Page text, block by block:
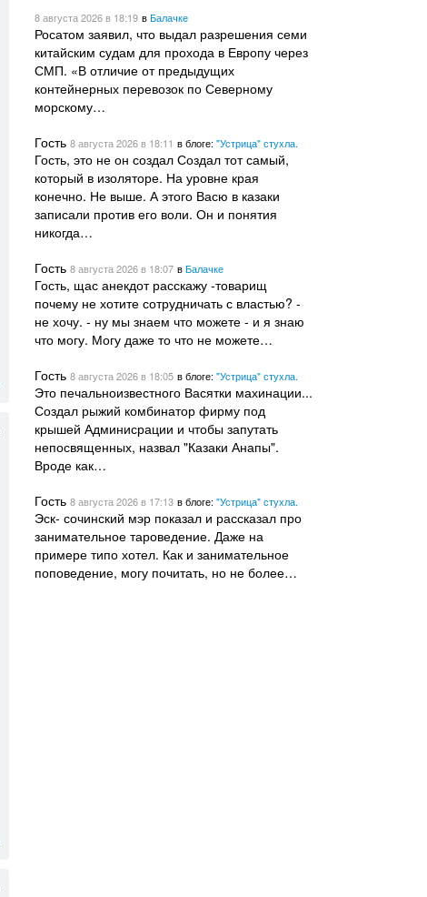
8 августа 2026в 18:19 вБалачке
Росатом заявил, что выдал разрешения семи
китайским судам для прохода в Европу через
СМП. «В отличие от предыдущих
контейнерных перевозок по Северному
морскому…
Гость 8 августа 2026в 18:11 в блоге:"Устрица" стухла.
Гость, это не он создал Создал тот самый,
который в изоляторе. На уровне края
конечно. Не выше. А этого Васю в казаки
записали против его воли. Он и понятия
никогда…
Гость 8 августа 2026в 18:07 вБалачке
Гость, щас анекдот расскажу -товарищ
почему не хотите сотрудничать с властью? -
не хочу. - ну мы знаем что можете - и я знаю
что могу. Могу даже то что не можете…
Гость 8 августа 2026в 18:05 в блоге:"Устрица" стухла.
Это печальноизвестного Васятки махинации...
Создал рыжий комбинатор фирму под
крышей Админисрации и чтобы запутать
непосвященных, назвал "Казаки Анапы".
Вроде как…
Гость 8 августа 2026в 17:13 в блоге:"Устрица" стухла.
Эск- сочинский мэр показал и рассказал про
занимательное тароведение. Даже на
примере типо хотел. Как и занимательное
поповедение, могу почитать, но не более…